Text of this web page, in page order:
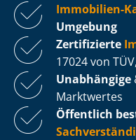
Immobilien-
Umgebung
Zertifizierte
17024 von
Unabhängige
Marktwertes
Öffentlich